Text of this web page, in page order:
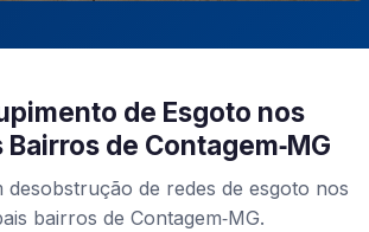
de Esgoto nos
de Contagem‑MG
desobstrução de redes de esgoto nos
bairros de Contagem‑MG.